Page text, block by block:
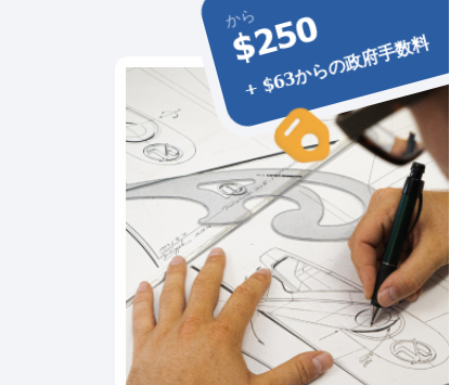
から
$250
+ $63からの政府手数料